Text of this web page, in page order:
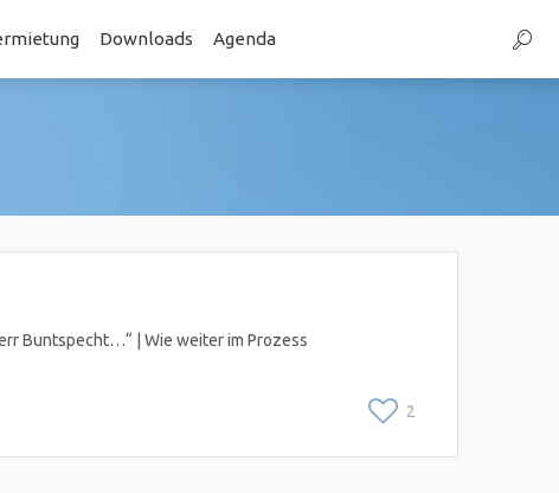
Downloads Agenda
Buntspecht…“ | Wie weiter im Prozess
2